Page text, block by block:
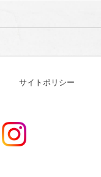
サイトポリシー